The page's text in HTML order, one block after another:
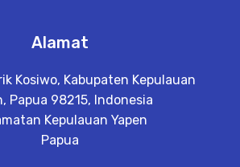
Alamat
Kosiwo, Kabupaten Kepulauan
Papua 98215, Indonesia
Kepulauan Yapen
Papua